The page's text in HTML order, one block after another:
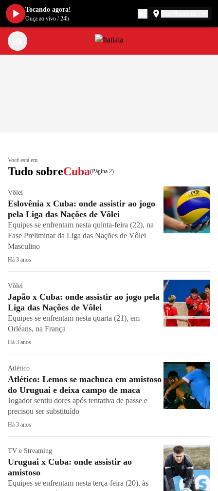
Você está em
Tudo sobreCuba(Página 2)
Vôlei
Eslovênia x Cuba: onde assistir ao jogo
pela Liga das Nações de Vôlei
Equipes se enfrentam nesta quinta-feira (22), na
Fase Preliminar da Liga das Nações de Vôlei
Masculino
Há 3 anos
Vôlei
Japão x Cuba: onde assistir ao jogo pela
Liga das Nações de Vôlei
Equipes se enfrentam nesta quarta (21), em
Orléans, na França
Há 3 anos
Atlético
Atlético: Lemos se machuca em amistoso
do Uruguai e deixa campo de maca
Jogador sentiu dores após tentativa de passe e
precisou ser substituído
Há 3 anos
TV e Streaming
Uruguai x Cuba: onde assistir ao
amistoso
Equipes se enfrentam nesta terça-feira (20), às
Tocando agora!
Ouça ao vivo /24h